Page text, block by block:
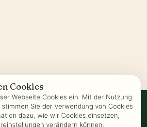
Cookies
Webseite Cookies ein. Mit der Nutzung
Sie der Verwendung von Cookies
dazu, wie wir Cookies einsetzen,
verändern können:
Vertrag widerrufen